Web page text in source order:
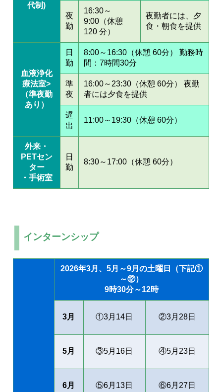
代制)
夜
勤
16:30～
9:00（休憩
120 分）
夜勤者には、夕
食・朝食を提供
血液浄化
療法室>
（準夜勤
あり）
日
勤
8:00～16:30（休憩 60分） 勤務時
間：7時間30分
準
夜
16:00～23:30（休憩 60分） 夜勤
者には夕食を提供
遅
出
11:00～19:30（休憩 60分）
外来・
PETセン
ター
・手術室
日
勤
8:30～17:00（休憩 60分）
インターンシップ
2026年3月、5月～9月の土曜日（下記①
～⑫）
9時30分～12時
3月 ①3月14日 ②3月28日
5月 ③5月16日 ④5月23日
6月 ⑤6月13日 ⑥6月27日